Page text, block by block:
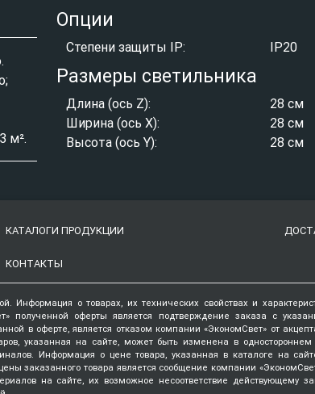
м².
Опции
Степени защиты IP: IP20
Размеры светильника
Длина (ось Z):
28 см
Ширина (ось X):
28 см
Высота (ось Y):
28 см
КАТАЛОГИ ПРОДУКЦИИ
КОНТАКТЫ
Информация о товарах, их технических свойствах и
полученной оферты является подтверждение заказа с
в оферте, является отказом компании «ЭкономСвет» от
указанная на сайте, может быть изменена в
Информация о цене товара, указанная в каталоге на
заказанного товара является сообщение компании
на сайте, их возможное несоответствие действующему